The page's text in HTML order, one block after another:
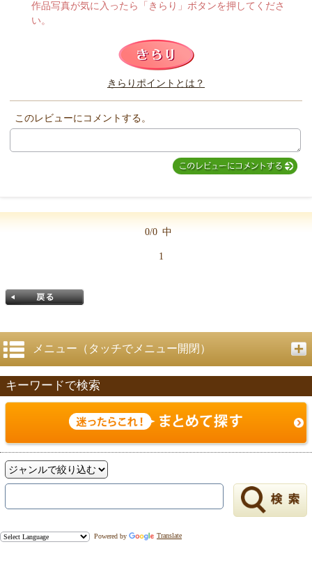
このレビューは参考になりましたか？
作品写真が気に入ったら「きらり」ボタンを押してくださ
い。
きらりポイントとは？
このレビューにコメントする。
0/0 中
1
戻る
メニュー（タッチでメニュー開閉）
キーワードで検索
Powered by Translate